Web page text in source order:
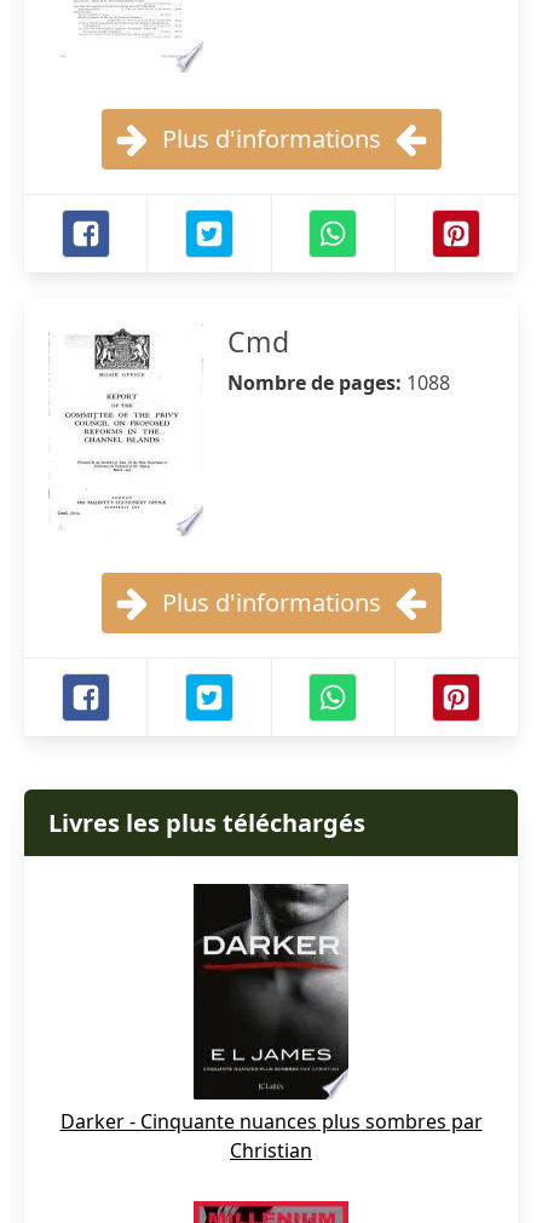
Plus d'informations
Cmd
Nombre de pages: 1088
Plus d'informations
Livres les plus téléchargés
Darker - Cinquante nuances plus sombres par
Christian